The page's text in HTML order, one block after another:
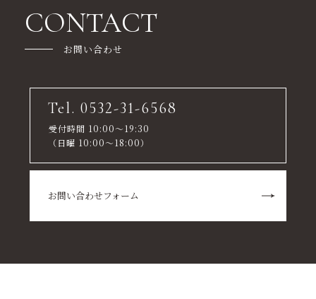
CONTACT
お問い合わせ
Tel. 0532-31-6568
受付時間 10:00～19:30
（日曜 10:00～18:00）
お問い合わせフォーム